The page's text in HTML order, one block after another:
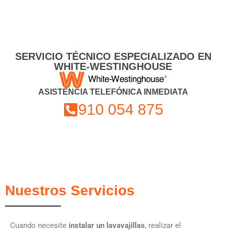
SERVICIO TÉCNICO ESPECIALIZADO EN
WHITE-WESTINGHOUSE
ASISTENCIA TELEFÓNICA INMEDIATA
910 054 875
Nuestros Servicios
Cuando necesite instalar un lavavajillas, realizar el